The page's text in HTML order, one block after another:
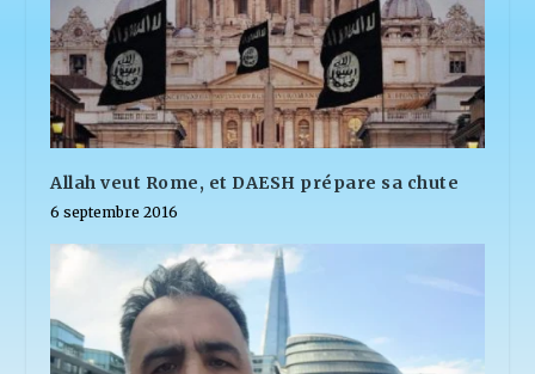
Allah veut Rome, et DAESH prépare sa chute
6 septembre 2016